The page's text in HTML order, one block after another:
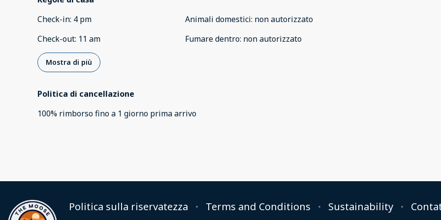
Check-in: 4 pm
Check-out: 11 am
Animali domestici: non autorizzato
Fumare dentro: non autorizzato
Mostra di più
Politica di cancellazione
100% rimborsofino a 1 giorno primaarrivo
Politica sulla riservatezza Terms and Conditions Sustainability